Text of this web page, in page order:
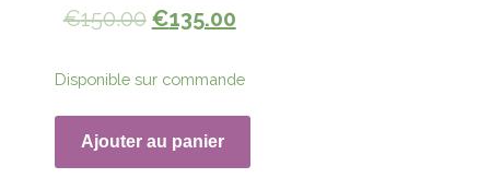
€150.00 €135.00
Disponible sur commande
Ajouter au panier